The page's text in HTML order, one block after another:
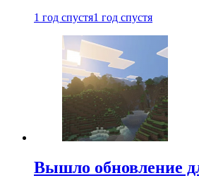
1 год спустя1 год спустя
Вышло обновление